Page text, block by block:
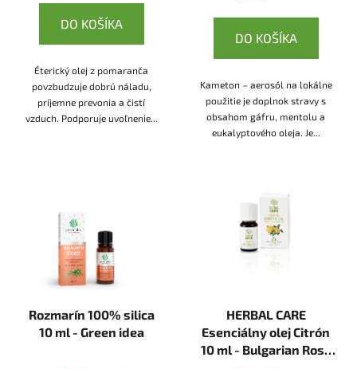
DO KOŠÍKA
Éterický olej z pomaranča
povzbudzuje dobrú náladu,
príjemne prevonia a čistí
vzduch. Podporuje uvoľnenie...
DO KOŠÍKA
Kameton – aerosól na lokálne
použitie je doplnok stravy s
obsahom gáfru, mentolu a
eukalyptového oleja. Je...
Rozmarín 100% silica
10 ml - Green idea
HERBAL CARE
Esenciálny olej Citrón
10 ml - Bulgarian Rose